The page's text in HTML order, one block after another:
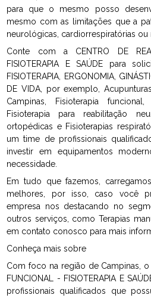
para que o mesmo posso
mesmo com as limitações que a
neurológicas, cardiorrespiratórias ou
Conte com a CENTRO DE
FISIOTERAPIA E SAÚDE para
FISIOTERAPIA, ERGONOMIA,
DE VIDA, por exemplo,
Campinas, Fisioterapia
Fisioterapia para reabilitação
ortopédicas e Fisioterapias
um time de profissionais
investir em equipamentos
necessidade.
Em tudo que fazemos,
melhores, por isso, caso você
empresa nos destacando no
outros serviços, como Terapias
em contato conosco para mais
Conheça mais sobre
Com foco na região de Campinas, o
FUNCIONAL - FISIOTERAPIA E
profissionais qualificados que